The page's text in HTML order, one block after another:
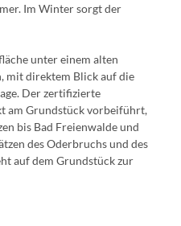
Im Winter sorgt der
unter einem alten
mit direktem Blick auf die
Der zertifizierte
am Grundstück vorbeiführt,
bis Bad Freienwalde und
des Oderbruchs und des
auf dem Grundstück zur